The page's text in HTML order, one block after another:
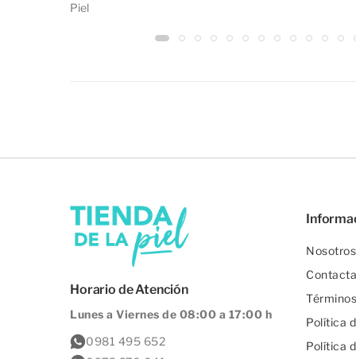
Piel
Horario de Atención
Lunes a Viernes de 08:00 a 17:00 h
0981 495 652
Nosotros
Política
Política